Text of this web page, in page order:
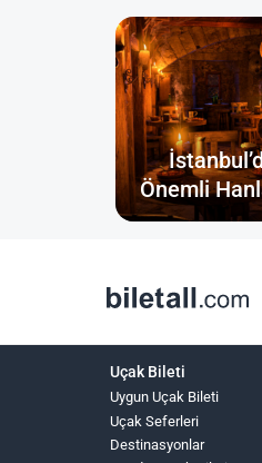
Önemli
Uçak Bileti
Uygun Uçak Bileti
Uçak Seferleri
Destinasyonlar